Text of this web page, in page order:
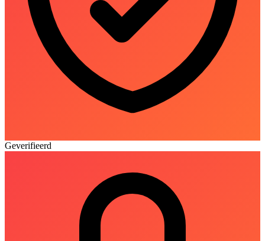
Geverifieerd